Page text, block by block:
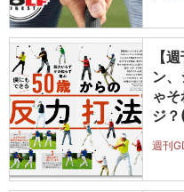
【
ン
ゃ
ジ
週刊